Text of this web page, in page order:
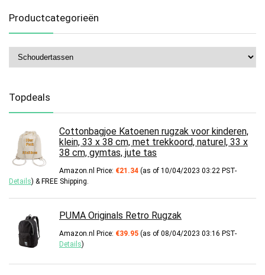
Productcategorieën
Topdeals
Cottonbagjoe Katoenen rugzak voor kinderen,
klein, 33 x 38 cm, met trekkoord, naturel, 33 x
38 cm, gymtas, jute tas
Amazon.nl Price: €21.34 (as of 10/04/2023 03:22 PST-
Details) & FREE Shipping.
PUMA Originals Retro Rugzak
Amazon.nl Price: €39.95 (as of 08/04/2023 03:16 PST-
Details)